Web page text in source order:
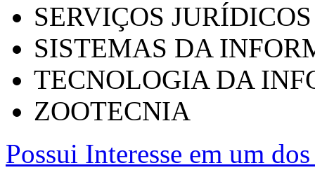
SERVIÇOS
SISTEMAS DA
TECNOLOGIA DA
ZOOTECNIA
Possui Interesse em um